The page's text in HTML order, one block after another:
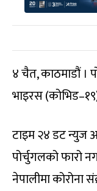
४ चैत, काठमाडौं ।
भाइरस
टाइम २४ डट
पोर्चुगलको फारो
नेपालीमा कोरोना